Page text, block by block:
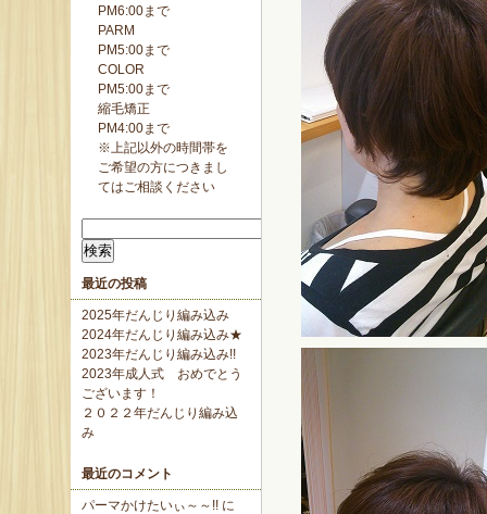
PM6:00まで
PARM
PM5:00まで
COLOR
PM5:00まで
縮毛矯正
PM4:00まで
※上記以外の時間帯を
ご希望の方につきまし
てはご相談ください
索:
最近の投稿
2025年だんじり編み込み
2024年だんじり編み込み★
2023年だんじり編み込み!!
2023年成人式 おめでとう
ございます！
２０２２年だんじり編み込
み
最近のコメント
パーマかけたいぃ～～!! に